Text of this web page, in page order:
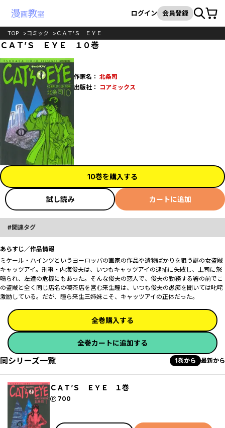
検索
ログイン 会員登録カート
TOP コミック ＣＡＴ’Ｓ ＥＹＥ
ＣＡＴ’Ｓ ＥＹＥ １０巻
作家名： 北条司
出版社：
コアミックス
10巻を購入する
試し読み カートに追加
関連タグ
あらすじ／作品情報
ミケール・ハインツというヨーロッパの画家の作品や遺物ばかりを狙う謎の女盗賊
キャッツアイ。刑事・内海俊夫は、いつもキャッツアイの逮捕に失敗し、上司に怒
鳴られ、左遷の危機にもあった。そんな俊夫の恋人で、俊夫の勤務する署の前でこ
の盗賊と全く同じ店名の喫茶店を営む来生瞳は、いつも俊夫の愚痴を聞いては叱咤
激励している。だが、瞳ら来生三姉妹こそ、キャッツアイの正体だった。
全巻購入する
全巻カートに追加する
同シリーズ一覧 1巻から 最新から
ＣＡＴ’Ｓ ＥＹＥ １巻
700
ポイント